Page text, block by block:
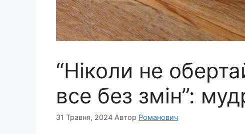
“Ніколи не
все без змін”:
31 Травня, 2024 Автор Романович